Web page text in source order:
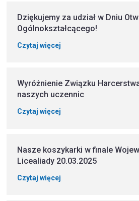
Dziękujemy za udział w Dniu
Ogólnokształcącego!
Czytaj więcej
Wyróżnienie Związku
naszych uczennic
Czytaj więcej
Nasze koszykarki w finale
Licealiady 20.03.2025
Czytaj więcej